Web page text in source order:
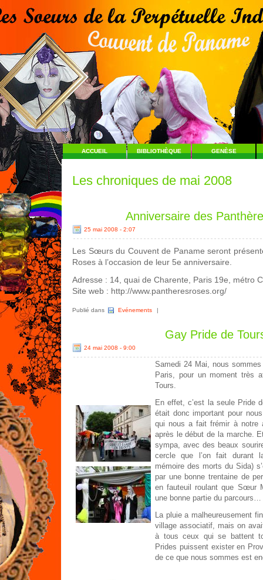
ACCUEIL BIBLIOTHÈQUE GENÈSE
Les chroniques de mai 2008
Anniversaire des
25 mai 2008 - 2:07
Les Sœurs du Couvent de Paname seront
Roses à l’occasion de leur 5e anniversaire.
Adresse : 14, quai de Charente, Paris 19e, métro
Site web : http://www.pantheresroses.org/
Publié dans Evénements |
Gay Pride de
24 mai 2008 - 9:00
Samedi 24 Mai, nous
Paris, pour un moment très
Tours.
En effet, c’est la seule Pride
était donc important pour
qui nous a fait frémir à notre
après le début de la marche.
sympa, avec des beaux
cercle que l’on fait durant
mémoire des morts du Sida)
par une bonne trentaine de
en fauteuil roulant que Sœur
une bonne partie du parcours…
La pluie a malheureusement
village associatif, mais on
à tous ceux qui se battent
Prides puissent exister en
de ce que nous sommes est